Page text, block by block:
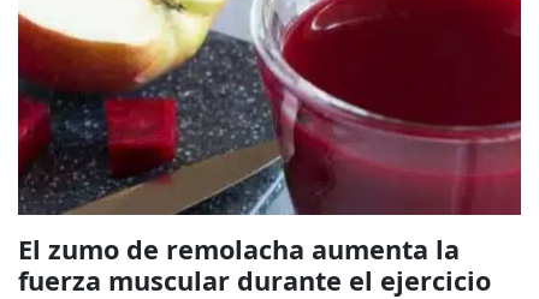
El zumo de remolacha aumenta la
fuerza muscular durante el ejercicio